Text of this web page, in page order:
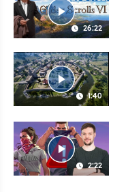
26:22
1:40
2:22